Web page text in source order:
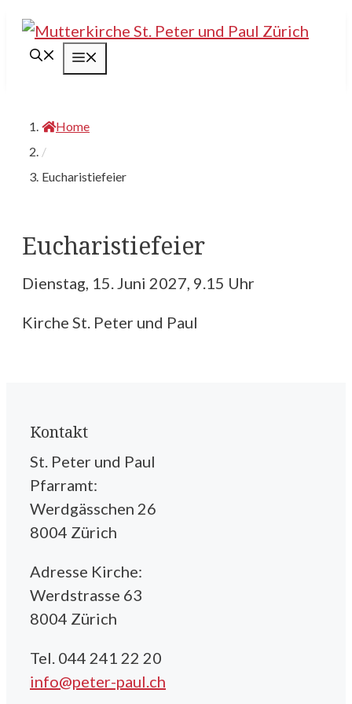
Springe
Inhalt
Home
/
Eucharistiefeier
Eucharistiefeier
Dienstag, 15. Juni 2027, 9.15 Uhr
Kirche St. Peter und Paul
Kontakt
St. Peter und Paul
Pfarramt:
Werdgässchen 26
8004 Zürich
Adresse Kirche:
Werdstrasse 63
8004 Zürich
Tel. 044 241 22 20
info@peter-paul.ch